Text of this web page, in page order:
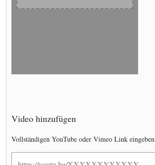
Video hinzufügen
Vollständigen YouTube oder Vimeo Link eingeben